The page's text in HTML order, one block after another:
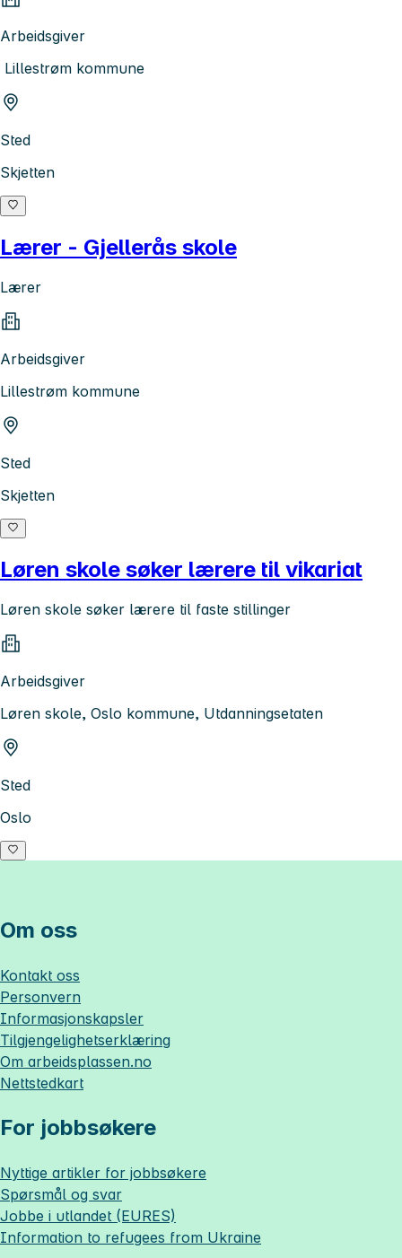
Arbeidsgiver
Lillestrøm kommune
Sted
Skjetten
Lærer - Gjellerås skole
Lærer
Arbeidsgiver
Lillestrøm kommune
Sted
Skjetten
Løren skole søker lærere til vikariat
Løren skole søker lærere til faste stillinger
Arbeidsgiver
Løren skole, Oslo kommune, Utdanningsetaten
Sted
Oslo
Om oss
Kontakt oss
Personvern
Informasjonskapsler
Tilgjengelighetserklæring
Om arbeidsplassen.no
Nettstedkart
For jobbsøkere
Nyttige artikler for jobbsøkere
Spørsmål og svar
Jobbe i utlandet (EURES)
Information to refugees from Ukraine